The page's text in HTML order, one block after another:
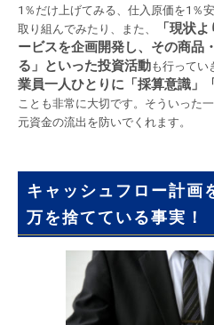
1％だけ上げてみる、仕入原価を1％
取り組んでみたり、また、
「現状
ービスを企画開発し、その商品
る」といった投資活動も行ってい
業員一人ひとりに「採算意識」
ことも非常に大切です。そういった
元資金の流出を防いでくれます。
キャッシュフロー計画
万を捨てている事実！